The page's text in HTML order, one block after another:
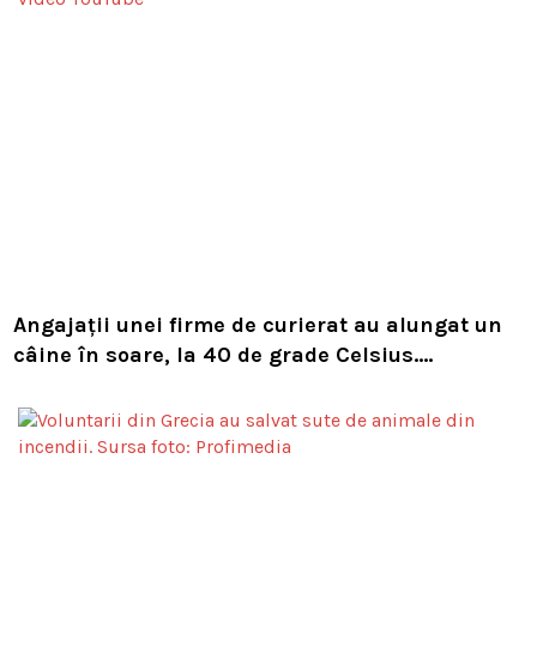
Angajații unei firme de curierat au alungat un
câine în soare, la 40 de grade Celsius.